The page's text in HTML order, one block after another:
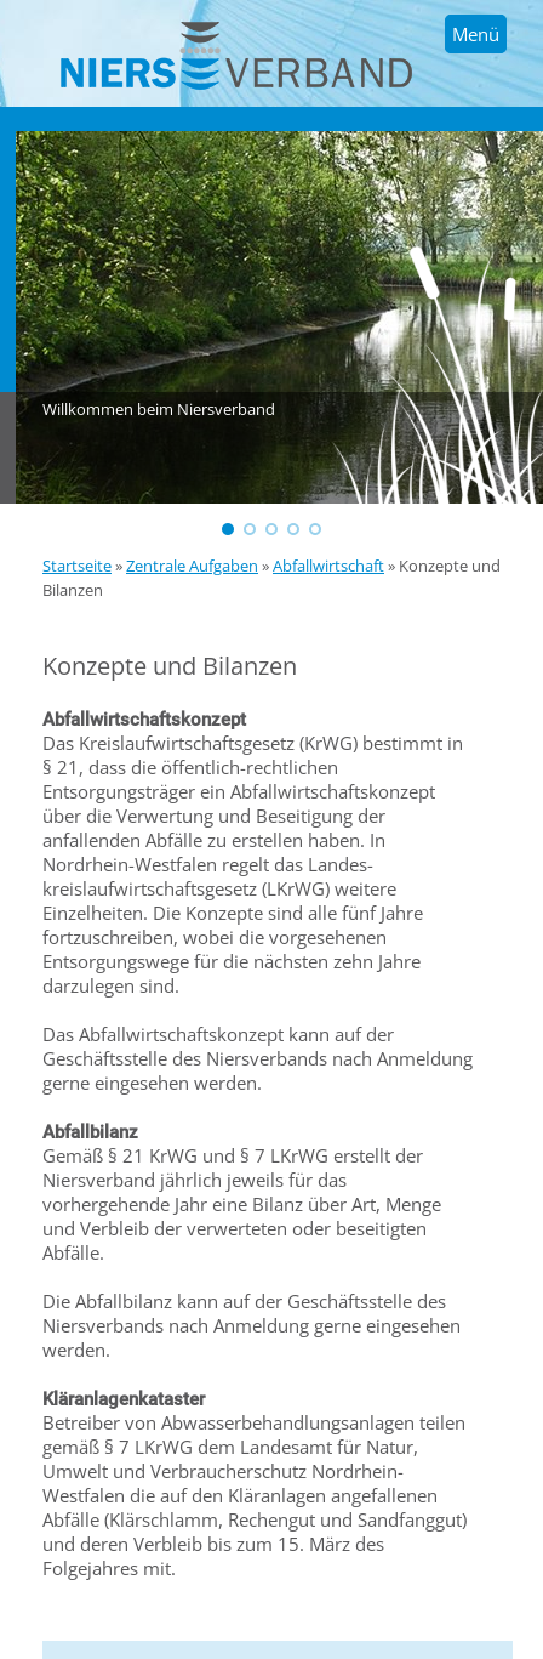
Menü
Willkommen beim Niersverband
Startseite»Zentrale Aufgaben »Abfallwirtschaft» Konzepte und
Bilanzen
Konzepte und Bilanzen
Abfallwirtschaftskonzept
Das Kreislaufwirtschaftsgesetz (KrWG) bestimmt in
§ 21, dass die öffentlich-rechtlichen
Entsorgungsträger ein Abfallwirtschaftskonzept
über die Verwertung und Beseitigung der
anfallenden Abfälle zu erstellen haben. In
Nordrhein-Westfalen regelt das Landes­
kreislaufwirtschaftsgesetz (LKrWG) weitere
Einzelheiten. Die Konzepte sind alle fünf Jahre
fortzuschreiben, wobei die vorgesehenen
Entsorgungswege für die nächsten zehn Jahre
darzulegen sind.
Das Abfallwirtschaftskonzept kann auf der
Geschäftsstelle des Niersverbands nach Anmeldung
gerne eingesehen werden.
Abfallbilanz
Gemäß § 21 KrWG und § 7 LKrWG erstellt der
Niersverband jährlich jeweils für das
vorhergehende Jahr eine Bilanz über Art, Menge
und Verbleib der verwerteten oder beseitigten
Abfälle.
Die Abfallbilanz kann auf der Geschäftsstelle des
Niersverbands nach Anmeldung gerne eingesehen
werden.
Kläranlagenkataster
Betreiber von Abwasserbehandlungsanlagen teilen
gemäß § 7 LKrWG dem Landesamt für Natur,
Umwelt und Verbraucherschutz Nordrhein-
Westfalen die auf den Kläranlagen angefallenen
Abfälle (Klärschlamm, Rechengut und Sandfanggut)
und deren Verbleib bis zum 15. März des
Folgejahres mit.